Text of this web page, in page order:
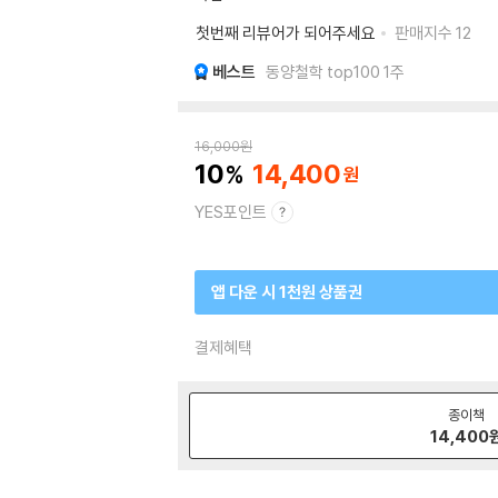
첫번째 리뷰어가 되어주세요
판매지수 12
베스트 동양철학 top100 1주
16,000원
10 14,400
YES포인트
앱 다운 시 1천원 상품권
결제혜택
종이책
14,400